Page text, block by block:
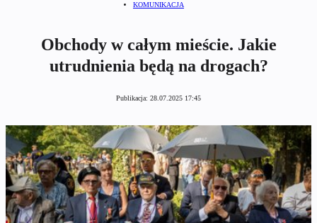
KOMUNIKACJA
Obchody w całym mieście. Jakie
utrudnienia będą na drogach?
Publikacja: 28.07.2025 17:45